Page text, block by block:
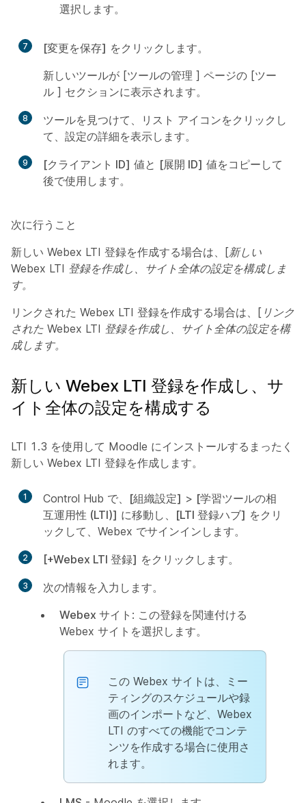
選択します。
7 [変更を保存] をクリックします。
新しいツールが [ツールの管理 ] ページの [ツー
ル ] セクションに表示されます。
8
ツールを見つけて、リスト アイコンをクリックし
て、設定の詳細を表示します。
9 [クライアント ID] 値と [展開 ID] 値をコピーして
後で使用します。
次に行うこと
新しい Webex LTI 登録を作成する場合は、
[新しい
Webex LTI 登録を作成し、サイト全体の設定を構成しま
す。
リンクされた Webex LTI 登録を作成する場合は、
[リンク
された Webex LTI 登録を作成し、サイト全体の設定を構
成します。
新しい Webex LTI 登録を作成し、サ
イト全体の設定を構成する
LTI 1.3 を使用して Moodle にインストールするまったく
新しい Webex LTI 登録を作成します。
1 Control Hub で、 [組織設定] > [学習ツールの相
互運用性 (LTI)] に移動し、 [LTI 登録ハブ] をクリ
ックして、Webex でサインインします。
2 [+Webex LTI 登録] をクリックします。
3
次の情報を入力します。
Webex サイト : この登録を関連付ける
Webex サイトを選択します。
この Webex サイトは、ミー
ティングのスケジュールや録
画のインポートなど、Webex
LTI のすべての機能でコンテ
ンツを作成する場合に使用さ
れます。